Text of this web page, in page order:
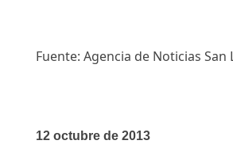
Fuente: Agencia de Noticias San
12 octubre de 2013